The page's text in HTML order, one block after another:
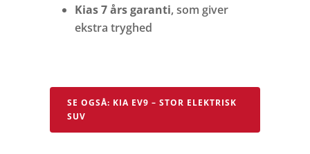
Kias 7 års garanti, som giver
ekstra tryghed
SE OGSÅ: KIA EV9 – STOR ELEKTRISK
SUV